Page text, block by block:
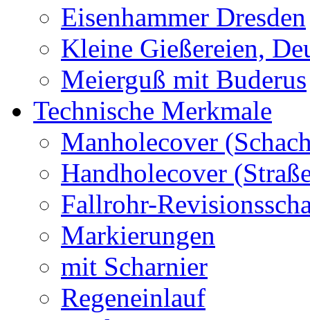
Eisenhammer Dresden
Kleine Gießereien,
Meierguß mit Buderus
Technische Merkmale
Manholecover
Handholecover
Fallrohr-
Markierungen
mit Scharnier
Regeneinlauf